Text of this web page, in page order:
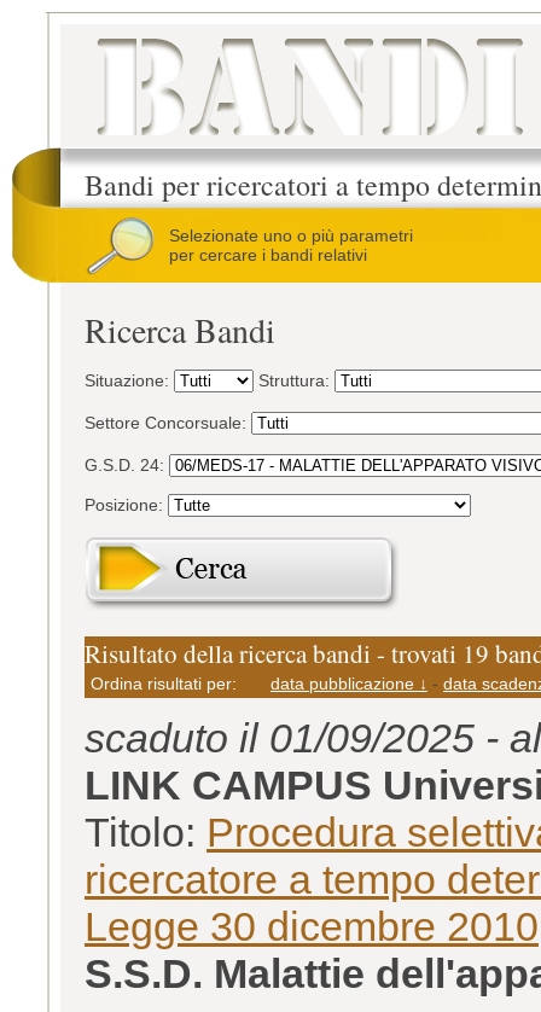
Bandi per ricercatori a tempo
Selezionate uno o più parametri
per cercare i bandi relativi
Ricerca Bandi
Situazione: Struttura:
Settore Concorsuale:
G.S.D. 24:
Posizione:
Risultato della ricerca bandi - trovati 19
Ordina risultati per: data pubblicazione ↓ - data
scaduto il 01/09/2025 -
LINK CAMPUS
Titolo: Procedura
ricercatore a tempo
Legge 30 dicembre
S.S.D. Malattie